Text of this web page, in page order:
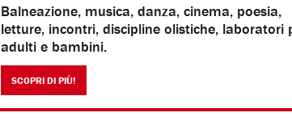
Balneazione, musica, danza, cinema, poesia,
letture, incontri, discipline olistiche, laboratori
adulti e bambini.
SCOPRI DI PIÙ!